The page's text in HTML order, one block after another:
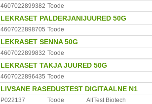
4607022899382 Toode
LEKRASET PALDERJANIJUURED 50G
4607022898705 Toode
LEKRASET SENNA 50G
4607022899832 Toode
LEKRASET TAKJA JUURED 50G
4607022896435 Toode
LIVSANE RASEDUSTEST DIGITAALNE N1
P022137 Toode AllTest Biotech